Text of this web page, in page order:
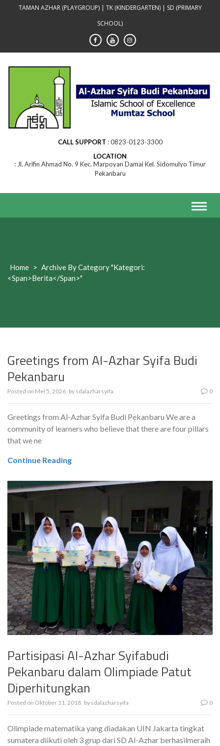
TAMAN AZHAR (PLAYGROUP) | TK (KINDERGARTEN) | SD (PRIMARY
SCHOOL)
CALL SUPPORT
0823-0123-3300
LOCATION
Jl. Arifin Ahmad No. 9 Kec. Marpoyan Damai Kel. Sidomulyo Timur
Pekanbaru
Home > Archive By Category "Kategori:
<span>Berita</span>"
Greetings from Al-Azhar Syifa Budi
Pekanbaru
Posted on Mei 5, 2026 by sdalazharsyifa 0
Greetings from Al-Azhar Syifa Budi Pekanbaru We are a
community of learners who believe that there are four pillars
that we ne
Continue Reading
Partisipasi Al-Azhar Syifabudi
Pekanbaru dalam Olimpiade Patut
Diperhitungkan
Posted on Oktober 11, 2018 by sdalazharsyifa 0
Olimpiade matematika yang diadakan UIN Jakarta tingkat
sumatera diikuti oleh 3 grup dari SD Al-Azhar berhasilmeraih